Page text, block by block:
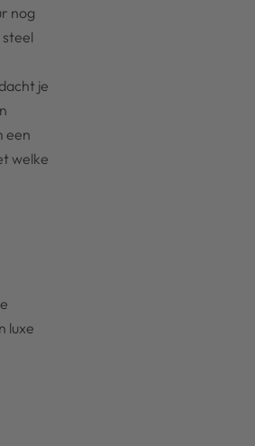
nog
je
een
welke
luxe